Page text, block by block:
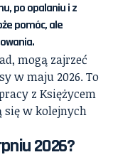
po opalaniu i z
pomóc, ale
mogą zajrzeć
w maju 2026. To
z Księżycem
się w kolejnych
2026?